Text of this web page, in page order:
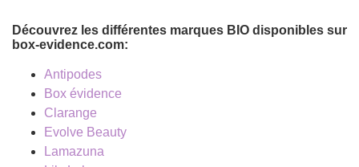
Découvrez les différentes marques BIO disponibles sur
box-evidence.com:
Antipodes
Box évidence
Clarange
Evolve Beauty
Lamazuna